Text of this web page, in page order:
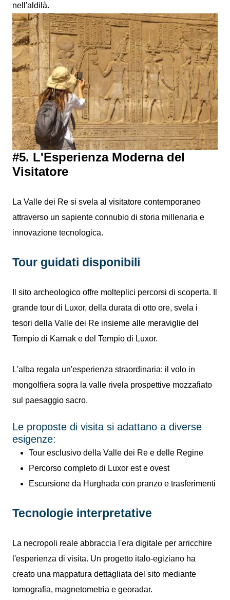
nell'aldilà.
#5. L'Esperienza Moderna del
Visitatore
La Valle dei Re si svela al visitatore contemporaneo
attraverso un sapiente connubio di storia millenaria e
innovazione tecnologica.
Tour guidati disponibili
Il sito archeologico offre molteplici percorsi di scoperta. Il
grande tour di Luxor, della durata di otto ore, svela i
tesori della Valle dei Re insieme alle meraviglie del
Tempio di Karnak e del Tempio di Luxor.
L'alba regala un'esperienza straordinaria: il volo in
mongolfiera sopra la valle rivela prospettive mozzafiato
sul paesaggio sacro.
Le proposte di visita si adattano a diverse
esigenze:
Tour esclusivo della Valle dei Re e delle Regine
Percorso completo di Luxor est e ovest
Escursione da Hurghada con pranzo e trasferimenti
Tecnologie interpretative
La necropoli reale abbraccia l'era digitale per arricchire
l'esperienza di visita. Un progetto italo-egiziano ha
creato una mappatura dettagliata del sito mediante
tomografia, magnetometria e georadar.